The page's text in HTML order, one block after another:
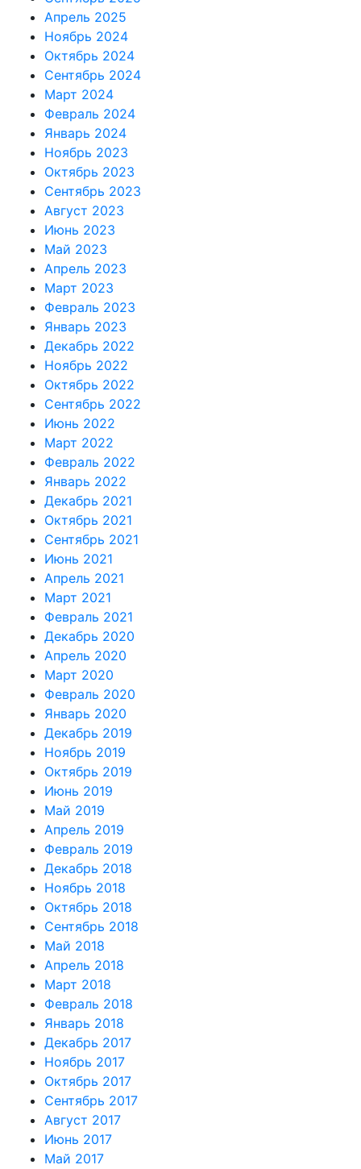
Апрель 2025
Ноябрь 2024
Октябрь 2024
Сентябрь 2024
Март 2024
Февраль 2024
Январь 2024
Ноябрь 2023
Октябрь 2023
Сентябрь 2023
Август 2023
Июнь 2023
Май 2023
Апрель 2023
Март 2023
Февраль 2023
Январь 2023
Декабрь 2022
Ноябрь 2022
Октябрь 2022
Сентябрь 2022
Июнь 2022
Март 2022
Февраль 2022
Январь 2022
Декабрь 2021
Октябрь 2021
Сентябрь 2021
Июнь 2021
Апрель 2021
Март 2021
Февраль 2021
Декабрь 2020
Апрель 2020
Март 2020
Февраль 2020
Январь 2020
Декабрь 2019
Ноябрь 2019
Октябрь 2019
Июнь 2019
Май 2019
Апрель 2019
Февраль 2019
Декабрь 2018
Ноябрь 2018
Октябрь 2018
Сентябрь 2018
Май 2018
Апрель 2018
Март 2018
Февраль 2018
Январь 2018
Декабрь 2017
Ноябрь 2017
Октябрь 2017
Сентябрь 2017
Август 2017
Июнь 2017
Май 2017